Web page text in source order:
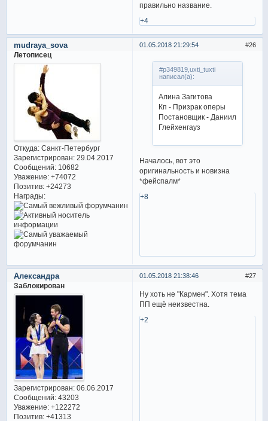
правильно название.
+4
26
01.05.2018 21:29:54
mudraya_sova
Летописец
Откуда:Санкт-Петербург
Зарегистрирован: 29.04.2017
Сообщений:10682
Уважение: +74072
Позитив: +24273
Награды:
#p349819,uxti_tuxti
написал(а):
Алина Загитова
Кп - Призрак оперы
Постановщик - Даниил
Глейхенгауз
Началось, вот это
оригинальность и новизна
*фейспалм*
+8
27
01.05.2018 21:38:46
Александра
Заблокирован
Зарегистрирован: 06.06.2017
Сообщений:43203
Уважение: +122272
Позитив: +41313
Ну хоть не "Кармен". Хотя тема
ПП ещё неизвестна.
+2